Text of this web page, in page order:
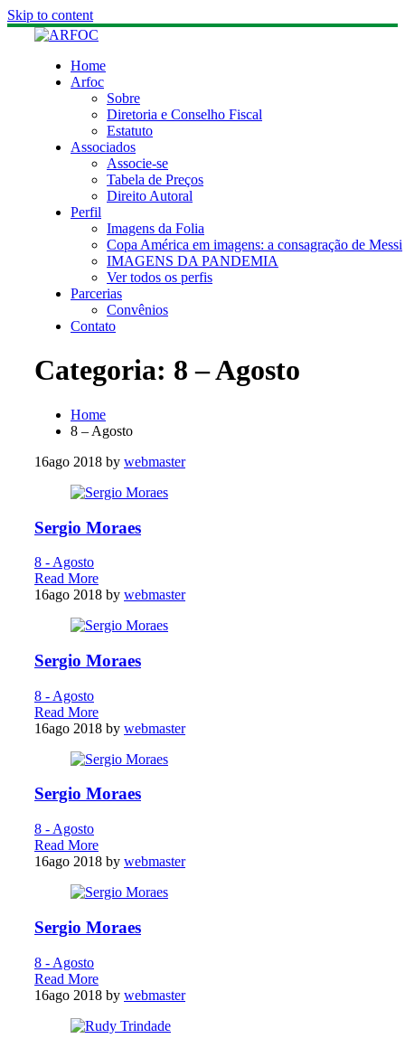
Skip to content
Home
Arfoc
Sobre
Diretoria e Conselho Fiscal
Estatuto
Associados
Associe-se
Tabela de Preços
Direito Autoral
Perfil
Imagens da Folia
Copa América em imagens: a consagração de Messi
IMAGENS DA PANDEMIA
Ver todos os perfis
Parcerias
Convênios
Contato
Categoria: 8 – Agosto
Home
8 – Agosto
16ago 2018 by webmaster
Sergio Moraes
8 - Agosto
Read More
16ago 2018 by webmaster
Sergio Moraes
8 - Agosto
Read More
16ago 2018 by webmaster
Sergio Moraes
8 - Agosto
Read More
16ago 2018 by webmaster
Sergio Moraes
8 - Agosto
Read More
16ago 2018 by webmaster